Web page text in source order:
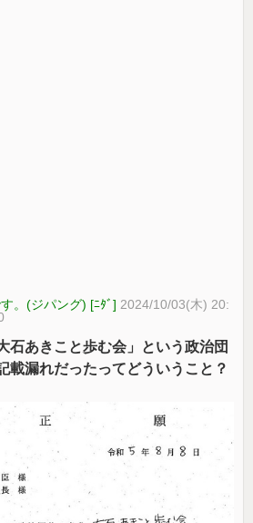
。(ジパング) [ﾆﾀﾞ] 2024/10/03(木) 20:
石あきこと歩む会」という政治団
載漏れだったってどういうこと？